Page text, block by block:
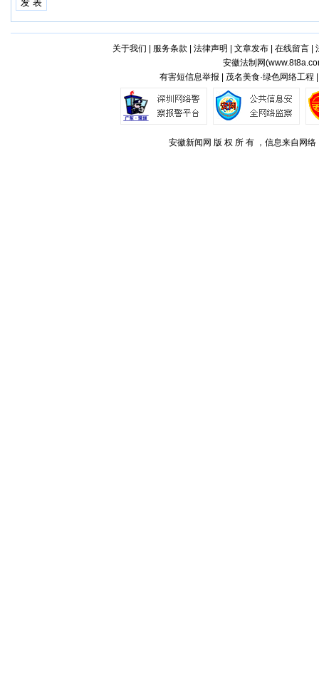
关于我们 服务条款 法律声明 文章发布| 在线留言|
安徽法制网(
有害短信息举报 | 茂名美食·绿色网络工
安徽新闻网 版 权 所 有 ，信息来自网